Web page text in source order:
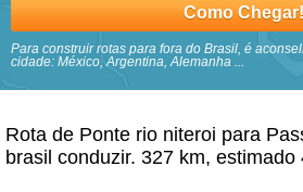
Para construir rotas para fora do Brasil, é
cidade: México, Argentina, Alemanha ...
Rota de Ponte rio niteroi para
brasil conduzir. 327 km,